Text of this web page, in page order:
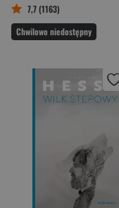
7,7 (1163)
Chwilowo niedostępny